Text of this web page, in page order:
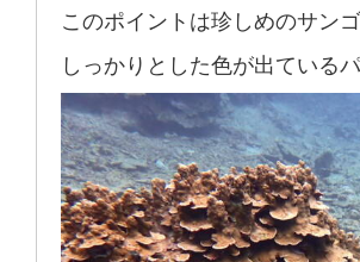
このポイントは珍しめのサン
しっかりとした色が出ている